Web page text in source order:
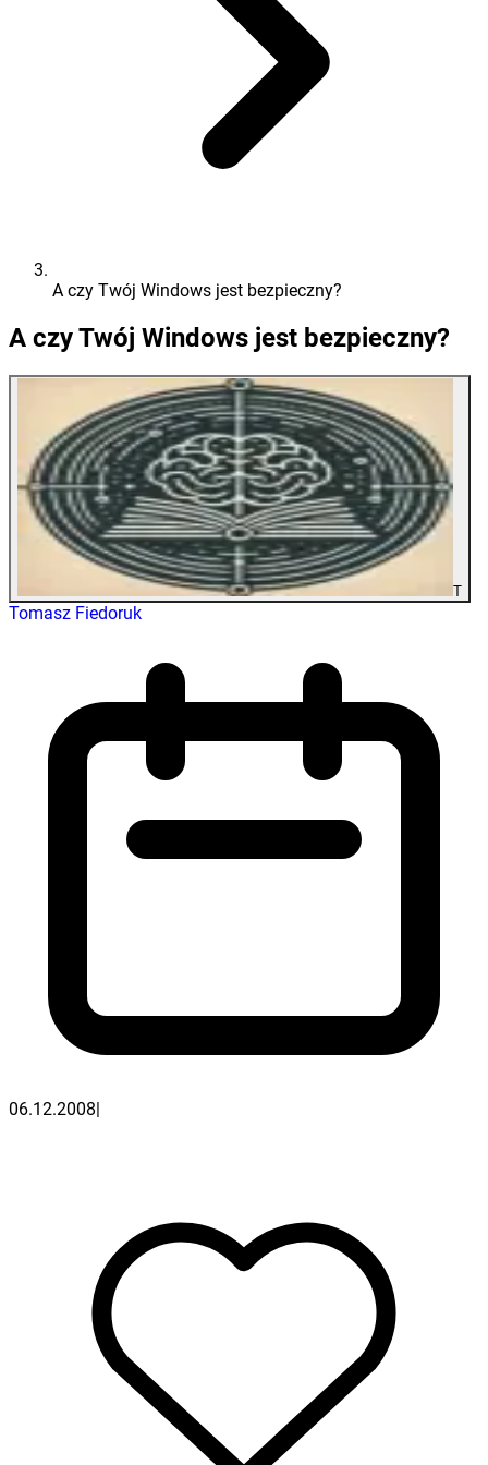
A czy Twój Windows jest bezpieczny?
A czy Twój Windows jest bezpieczny?
T
Tomasz Fiedoruk
06.12.2008|